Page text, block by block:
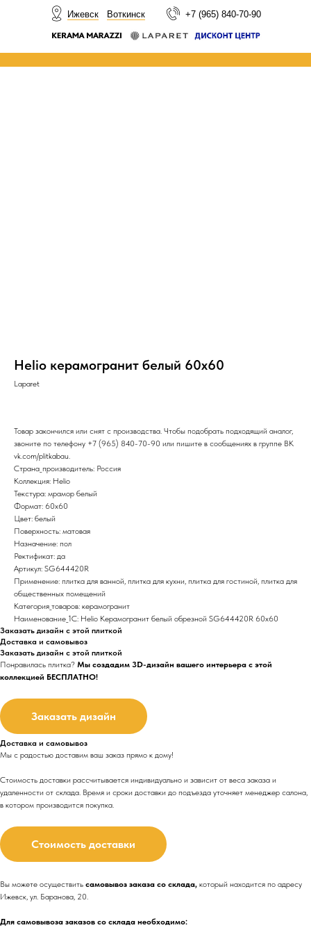
+7 (965) 840-70-90
Ижевск Воткинск
Helio керамогранит белый 60х60
Laparet
Товар закончился или снят с производства. Чтобы подобрать подходящий аналог,
звоните по телефону +7 (965) 840-70-90 или пишите в сообщениях в группе ВК
vk.com/plitkabau.
Страна_производитель: Россия
Коллекция: Helio
Текстура: мрамор белый
Формат: 60x60
Цвет: белый
Поверхность: матовая
Назначение: пол
Ректификат: да
Артикул: SG644420R
Применение: плитка для ванной, плитка для кухни, плитка для гостиной, плитка для
общественных помещений
Категория_товаров: керамогранит
Наименование_1С: Helio Керамогранит белый обрезной SG644420R 60х60
Заказать дизайн с этой плиткой
Доставка и самовывоз
Заказать дизайн с этой плиткой
Понравилась плитка? Мы создадим 3D-дизайн вашего интерьера с этой
коллекцией БЕСПЛАТНО!
Заказать дизайн
Доставка и самовывоз
Мы с радостью доставим ваш заказ прямо к дому!
Стоимость доставки рассчитывается индивидуально и зависит от веса заказа и
удаленности от склада. Время и сроки доставки до подъезда уточняет менеджер салона,
в котором производится покупка.
Стоимость доставки
Вы можете осуществить самовывоз заказа со склада, который находится по адресу
Ижевск, ул. Баранова, 20.
Для самовывоза заказов со склада необходимо: